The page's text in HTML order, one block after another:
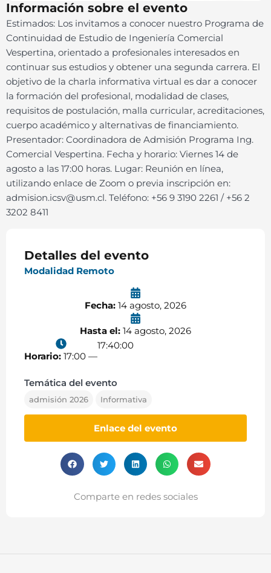
Información sobre el evento
Estimados: Los invitamos a conocer nuestro Programa de
Continuidad de Estudio de Ingeniería Comercial
Vespertina, orientado a profesionales interesados en
continuar sus estudios y obtener una segunda carrera. El
objetivo de la charla informativa virtual es dar a conocer
la formación del profesional, modalidad de clases,
requisitos de postulación, malla curricular, acreditaciones,
cuerpo académico y alternativas de financiamiento.
Presentador: Coordinadora de Admisión Programa Ing.
Comercial Vespertina. Fecha y horario: Viernes 14 de
agosto a las 17:00 horas. Lugar: Reunión en línea,
utilizando enlace de Zoom o previa inscripción en:
admision.icsv@usm.cl. Teléfono: +56 9 3190 2261 / +56 2
3202 8411
Detalles del evento
Modalidad Remoto
Fecha: 14 agosto, 2026
Hasta el: 14 agosto, 2026
Horario: 17:00 —
17:40:00
Temática del evento
admisión 2026 Informativa
Enlace del evento
Comparte en redes sociales